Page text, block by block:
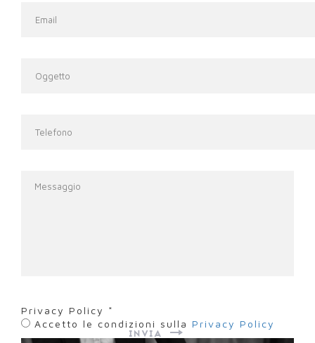
Privacy Policy *
Accetto le condizioni sulla Privacy Policy